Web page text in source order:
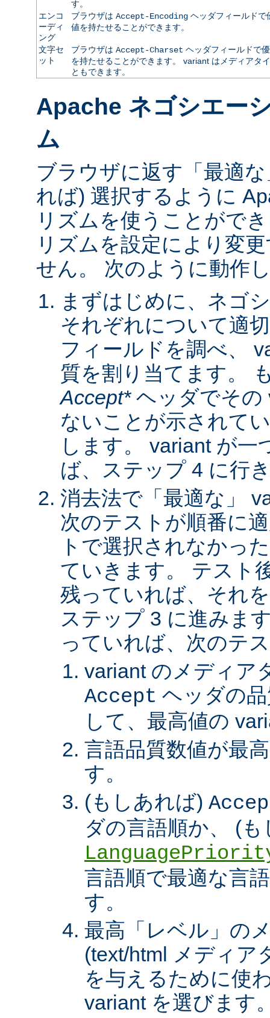
す。
エンコ
ーディ
ング
ブラウザは Accept-Encodingヘッダフィールドで
値を持たせることができます。
文字セ
ット
ブラウザは Accept-Charset ヘッダフィールドで
を持たせることができます。 variant はメディアタ
ともできます。
Apache ネゴシエー
ム
ブラウザに返す「最適
れば) 選択するように
リズムを使うことがで
リズムを設定により変
せん。 次のように動作
まずはじめに、ネゴ
それぞれについて適
フィールドを調べ、
質を割り当てます。
Accept*ヘッダでその
ないことが示されて
します。 variant が
ば、ステップ 4 に行
消去法で「最適な」
次のテストが順番に
トで選択されなかっ
ていきます。 テスト
残っていれば、それ
ステップ 3 に進みま
っていれば、次のテ
variant のメディア
Accept ヘッダの
して、最高値の
言語品質数値が最
す。
(もしあれば)
ダの言語順か、 (
言語順で最適な言
す。
最高「レベル」の
(text/html メディア
を与えるために使
variant を選びます